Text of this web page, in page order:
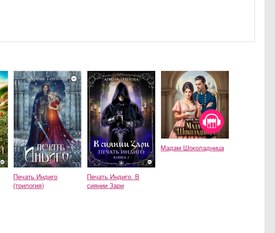
Печать Индиго
(трилогия)
Печать Индиго. В
сиянии Зари
Мадам Шоколадница